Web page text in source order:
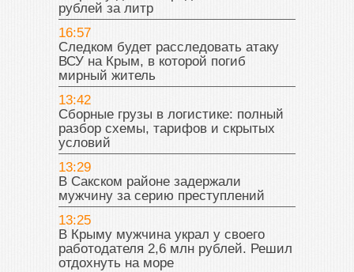
рублей за литр
16:57
Следком будет расследовать атаку
ВСУ на Крым, в которой погиб
мирный житель
13:42
Сборные грузы в логистике: полный
разбор схемы, тарифов и скрытых
условий
13:29
В Сакском районе задержали
мужчину за серию преступлений
13:25
В Крыму мужчина украл у своего
работодателя 2,6 млн рублей. Решил
отдохнуть на море